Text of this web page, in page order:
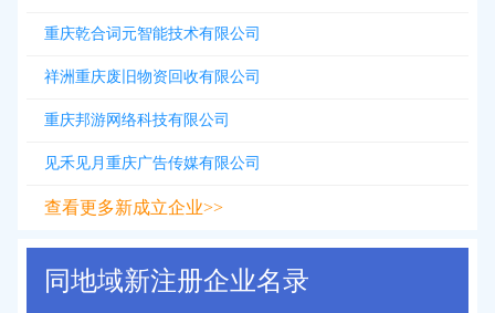
重庆乾合词元智能技术有限公司
祥洲重庆废旧物资回收有限公司
重庆邦游网络科技有限公司
见禾见月重庆广告传媒有限公司
查看更多新成立企业>>
同地域新注册企业名录